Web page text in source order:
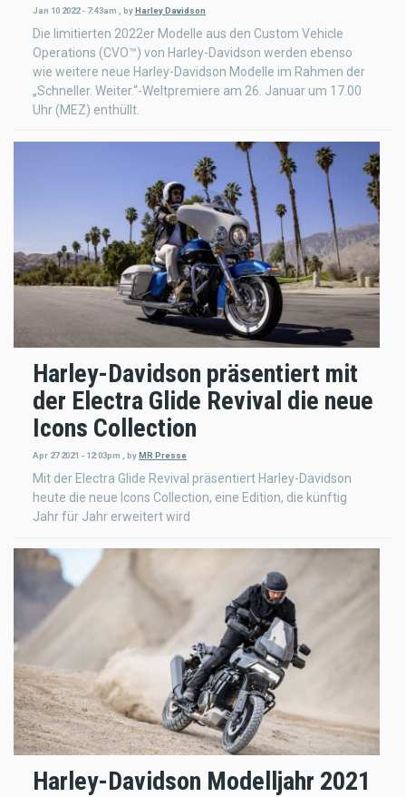
Jan 10 2022 - 7:43am byHarley Davidson
Die limitierten 2022er Modelle aus den Custom Vehicle
Operations (CVO™) von Harley-Davidson werden ebenso
wie weitere neue Harley-Davidson Modelle im Rahmen der
„Schneller. Weiter.“-Weltpremiere am 26. Januar um 17.00
Uhr (MEZ) enthüllt.
Harley-Davidson präsentiert mit
der Electra Glide Revival die neue
Icons Collection
Apr 27 2021 - 12:03pm byMR Presse
Mit der Electra Glide Revival präsentiert Harley-Davidson
heute die neue Icons Collection, eine Edition, die künftig
Jahr für Jahr erweitert wird
Harley-Davidson Modelljahr 2021